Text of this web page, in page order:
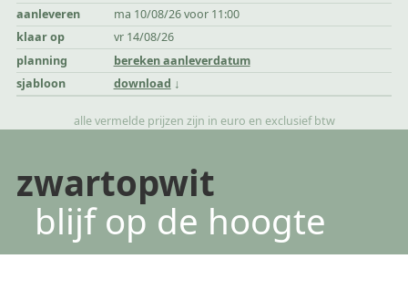
aanleveren
ma 10/08/26 voor 11:00
klaar op
vr 14/08/26
planning
bereken aanleverdatum
sjabloon
download
alle vermelde prijzen zijn in euro en exclusief btw
zwartopwit
blijf op de hoogte